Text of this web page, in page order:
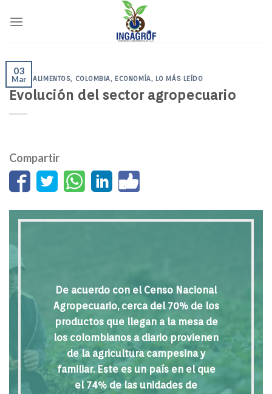
03
Mar
AGRO ,ALIMENTOS, COLOMBIA, ECONOMÍA, LO MÁS LEÍDO
Evolución del sector agropecuario
Compartir
De acuerdo con el Censo Nacional
Agropecuario, cerca del 70% de los
productos que llegan a la mesa de
los colombianos a diario provienen
de la agricultura campesina y
familiar. Este es un país en el que
el 74% de las unidades de